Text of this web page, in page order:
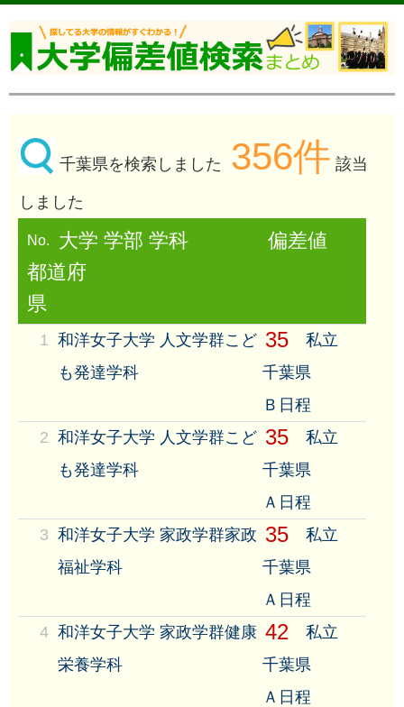
千葉県を検索しました 356件 該当
しました
No. 大学 学部 学科
偏差値
都道府
県
1
和洋女子大学 人文学群こど
も発達学科
35
私立
千葉県
Ｂ日程
2 和洋女子大学 人文学群こど
も発達学科
35
私立
千葉県
Ａ日程
3 和洋女子大学 家政学群家政
福祉学科
35
私立
千葉県
Ａ日程
4 和洋女子大学 家政学群健康
栄養学科
42
私立
千葉県
Ａ日程